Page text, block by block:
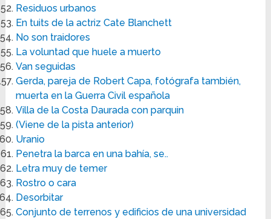
Residuos urbanos
En tuits de la actriz Cate Blanchett
No son traidores
La voluntad que huele a muerto
Van seguidas
Gerda, pareja de Robert Capa, fotógrafa también,
muerta en la Guerra Civil española
Villa de la Costa Daurada con parquin
(Viene de la pista anterior)
Uranio
Penetra la barca en una bahía, se..
Letra muy de temer
Rostro o cara
Desorbitar
Conjunto de terrenos y edificios de una universidad